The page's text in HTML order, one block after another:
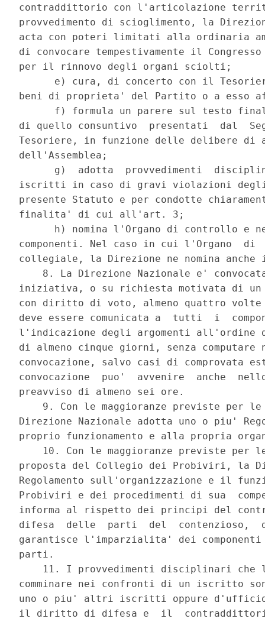
contraddittorio con l'articolazione
provvedimento di scioglimento, la
acta con poteri limitati alla ordinaria
di convocare tempestivamente il
per il rinnovo degli organi sciolti;
e) cura, di concerto con il
beni di proprieta' del Partito o a
f) formula un parere sul testo
di quello consuntivo  presentati  dal
Tesoriere, in funzione delle delibere di
dell'Assemblea;
g)  adotta  provvedimenti
iscritti in caso di gravi violazioni
presente Statuto e per condotte
finalita' di cui all'art. 3;
h) nomina l'Organo di controllo e
componenti. Nel caso in cui l'Organo
collegiale, la Direzione ne nomina
8. La Direzione Nazionale e'
iniziativa, o su richiesta motivata di un
con diritto di voto, almeno quattro volte
deve essere comunicata a  tutti  i
l'indicazione degli argomenti all'ordine
di almeno cinque giorni, senza
convocazione, salvo casi di comprovata
convocazione  puo'  avvenire  anche
preavviso di almeno sei ore.
9. Con le maggioranze previste per
Direzione Nazionale adotta uno o piu'
proprio funzionamento e alla propria
10. Con le maggioranze previste per
proposta del Collegio dei Probiviri, la
Regolamento sull'organizzazione e il
Probiviri e dei procedimenti di sua
informa al rispetto dei principi del
difesa  delle  parti  del  contenzioso,
garantisce l'imparzialita' dei
parti.
11. I provvedimenti disciplinari che
comminare nei confronti di un iscritto
uno o piu' altri iscritti oppure d'ufficio,
il diritto di difesa e  il